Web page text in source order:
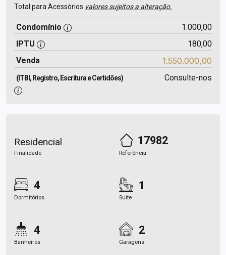
Total para Acessórios valores sujeitos a alteração.
Condomínio
1.000,00
IPTU
180,00
Venda
1.550.000,00
(ITBI, Registro, Escritura e Certidões) Consulte-nos
Residencial
Finalidade
17982
Referência
4
Dormitórios
1
Suite
4
Banheiros
2
Garagens